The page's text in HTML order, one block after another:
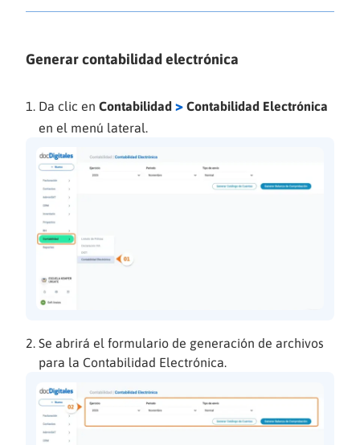
Generar contabilidad electrónica
Da clic en Contabilidad > Contabilidad Electrónica
en el menú lateral.
Se abrirá el formulario de generación de archivos
para la Contabilidad Electrónica.